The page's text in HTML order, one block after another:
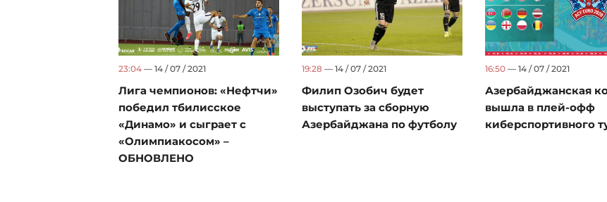
23:04 — 14 / 07 / 2021
Лига чемпионов: «Нефтчи»
победил тбилисское
«Динамо» и сыграет с
«Олимпиакосом» –
ОБНОВЛЕНО
19:28 — 14 / 07 / 2021
Филип Озобич будет
выступать за сборную
Азербайджана по футболу
16:50 — 14 / 07 / 2021
Азербайджанская
вышла в плей-офф
киберспортивного